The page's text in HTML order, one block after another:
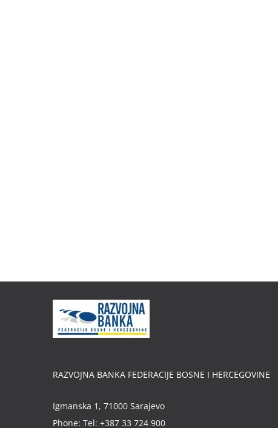
RAZVOJNA BANKA FEDERACIJE BOSNE I HERCEGOVINE
Igmanska 1, 71000 Sarajevo
Phone: Tel: +387 33 724 900